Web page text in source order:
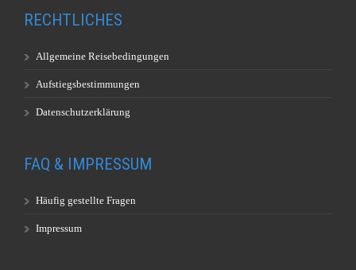
RECHTLICHES
Allgemeine Reisebedingungen
Aufstiegsbestimmungen
Datenschutzerklärung
FAQ & IMPRESSUM
Häufig gestellte Fragen
Impressum